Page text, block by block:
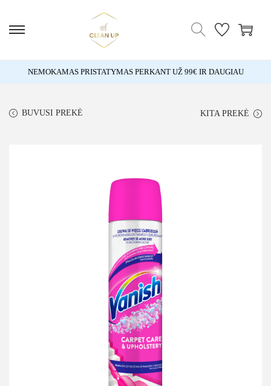
NEMOKAMAS PRISTATYMAS PERKANT UŽ 99€ IR DAUGIAU
BUVUSI PREKĖ KITA PREKĖ